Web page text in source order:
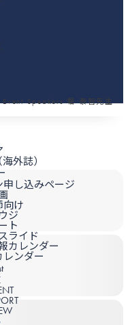
外誌）
し込みページ
向け
ジ
ト
ライド
カレンダー
ンダー
Event Speakers 堀 泰智先生